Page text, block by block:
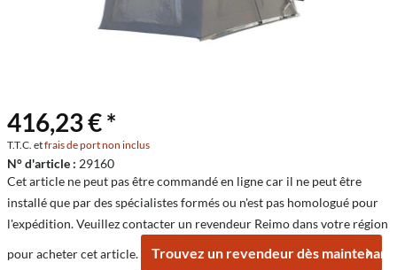
416,23 € *
T.T.C. etfrais de port non inclus
N° d'article : 29160
Cet article ne peut pas être commandé en ligne car il ne peut être
installé que par des spécialistes formés ou n'est pas homologué pour
l'expédition. Veuillez contacter un revendeur Reimo dans votre région
pour acheter cet article.
Trouvez un revendeur dès maintenant